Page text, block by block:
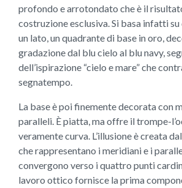
profondo e arrotondato che è il
costruzione esclusiva. Si basa infatti
un lato, un quadrante di base in oro,
gradazione dal blu cielo al blu navy,
dell’ispirazione “cielo e mare” che
segnatempo.
La base è poi finemente decorata con
paralleli. È piatta, ma offre il trompe-
veramente curva. L’illusione è creata
che rappresentano i meridiani e i
convergono verso i quattro punti
lavoro ottico fornisce la prima